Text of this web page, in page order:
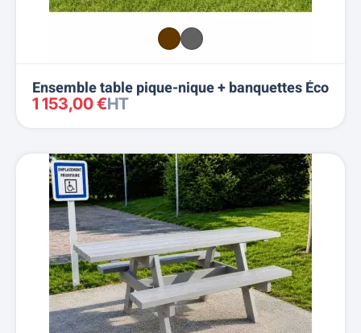
Ensemble table pique-nique + banquettes Éco
1 153,00 €HT